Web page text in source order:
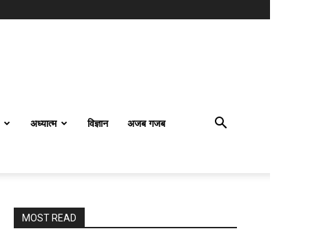
अध्यात्म विज्ञान अजब गजब
MOST READ